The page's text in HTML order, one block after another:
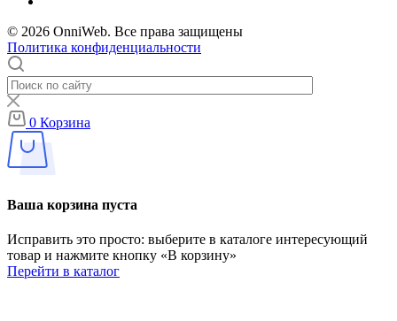
© 2026 OnniWeb. Все права защищены
Политика конфиденциальности
0 Корзина
Ваша корзина пуста
Исправить это просто: выберите в каталоге интересующий
товар и нажмите кнопку «В корзину»
Перейти в каталог